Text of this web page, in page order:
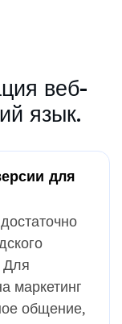
веб-
язык.
для
Для
маркетинг
общение,